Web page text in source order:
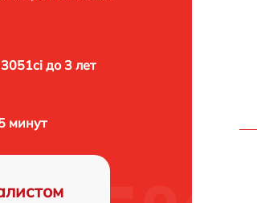
до 3 лет
минут